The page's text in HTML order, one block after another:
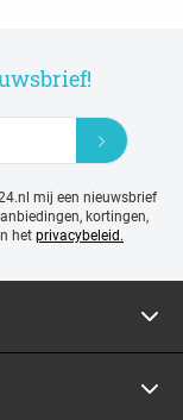
mij een nieuwsbrief
kortingen,
het privacybeleid.